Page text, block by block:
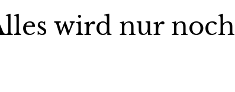
wird nur noch